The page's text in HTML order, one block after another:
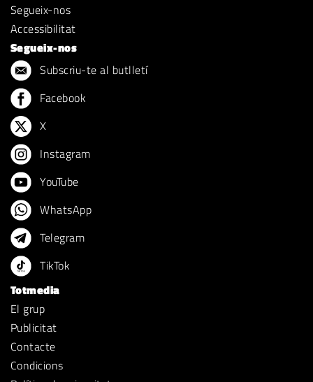
Segueix-nos
Accessibilitat
Segueix-nos
Subscriu-te al butlletí
Facebook
X
Instagram
YouTube
WhatsApp
Telegram
TikTok
Totmedia
El grup
Publicitat
Contacte
Condicions